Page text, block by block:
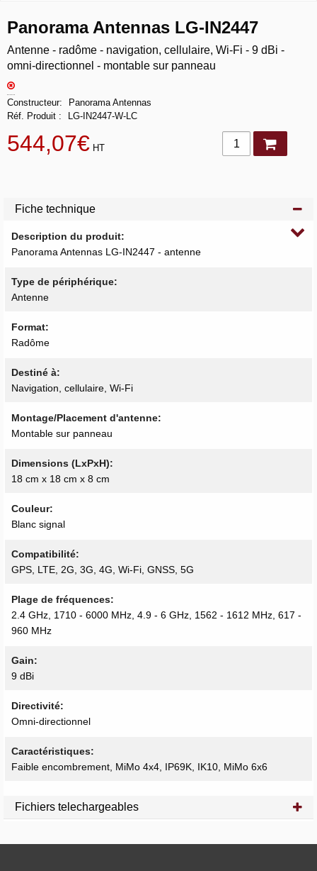
Panorama Antennas LG-IN2447
Antenne - radôme - navigation, cellulaire, Wi-Fi - 9 dBi -
omni-directionnel - montable sur panneau
Constructeur
Panorama Antennas
Réf. Produit
LG-IN2447-W-LC
544,07€ HT
Fiche technique
Description du produit
Panorama Antennas LG-IN2447 - antenne
Type de périphérique
Antenne
Format
Radôme
Destiné à
Navigation, cellulaire, Wi-Fi
Montage/Placement d'antenne
Montable sur panneau
Dimensions (LxPxH)
18 cm x 18 cm x 8 cm
Couleur
Blanc signal
Compatibilité
GPS, LTE, 2G, 3G, 4G, Wi-Fi, GNSS, 5G
Plage de fréquences
2.4 GHz, 1710 - 6000 MHz, 4.9 - 6 GHz, 1562 - 1612 MHz, 617 -
960 MHz
Gain
9 dBi
Directivité
Omni-directionnel
Caractéristiques
Faible encombrement, MiMo 4x4, IP69K, IK10, MiMo 6x6
Fichiers telechargeables